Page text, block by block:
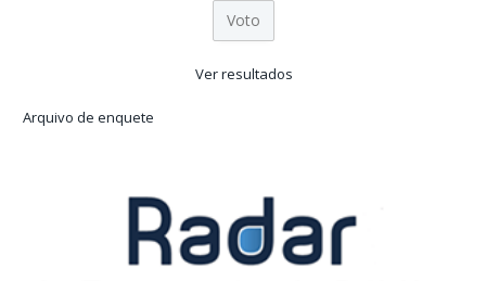
Ver resultados
Arquivo de enquete